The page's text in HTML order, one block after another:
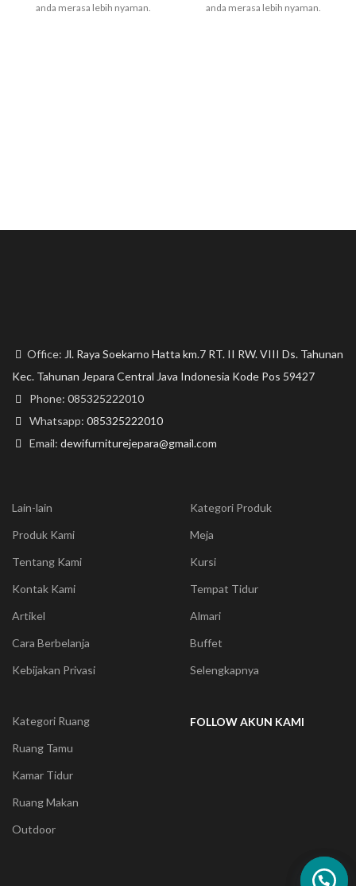
anda merasa lebih nyaman.
anda merasa lebih nyaman.
Office: Jl. Raya Soekarno Hatta km.7 RT. II RW. VIII Ds. Tahunan
Kec. Tahunan Jepara Central Java Indonesia Kode Pos 59427
Phone: 085325222010
Whatsapp: 085325222010
Email: dewifurniturejepara@gmail.com
Lain-lain
Produk Kami
Tentang Kami
Kontak Kami
Artikel
Cara Berbelanja
Kebijakan Privasi
Kategori Produk
Meja
Kursi
Tempat Tidur
Almari
Buffet
Selengkapnya
Kategori Ruang
Ruang Tamu
Kamar Tidur
Ruang Makan
Outdoor
FOLLOW AKUN KAMI